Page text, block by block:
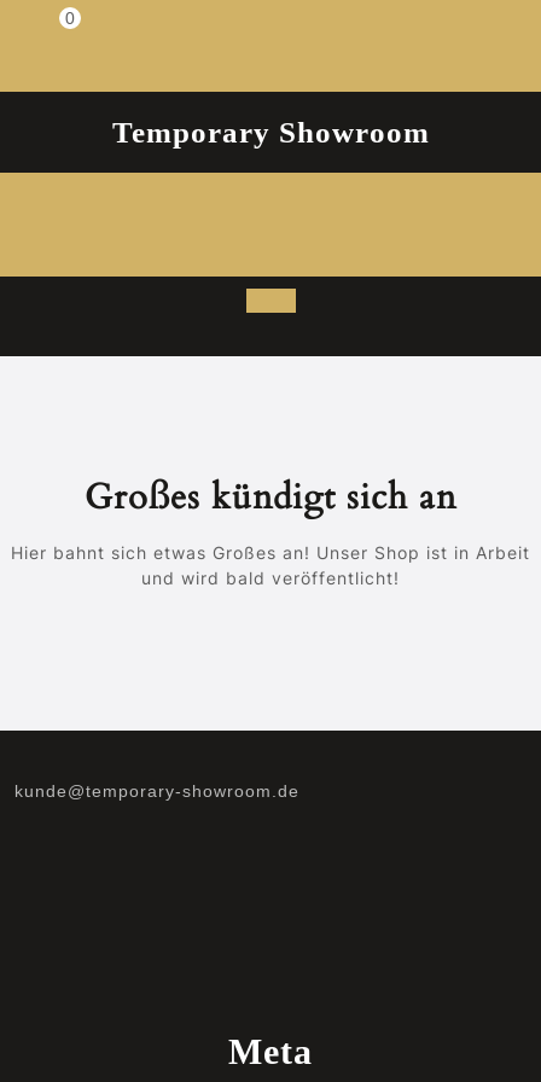
Einkaufswagen
0
Temporary Showroom
Open
Button
Großes kündigt sich an
Hier bahnt sich etwas Großes an! Unser Shop ist in Arbeit
und wird bald veröffentlicht!
kunde@temporary-showroom.de
Meta